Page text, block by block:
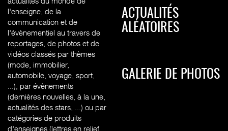
l'enseigne, de la
communication et de
l'évènementiel au travers de
reportages, de photos et de
vidéos classés par thèmes
(mode, immobilier,
automobile, voyage, sport,
...), par évènements
(dernières nouvelles, à la une,
actualités des stars, ...) ou par
catégories de produits
d'enseignes (lettres en relief,
ACTUALITÉS
ALÉATOIRES
GALERIE DE PHOTOS